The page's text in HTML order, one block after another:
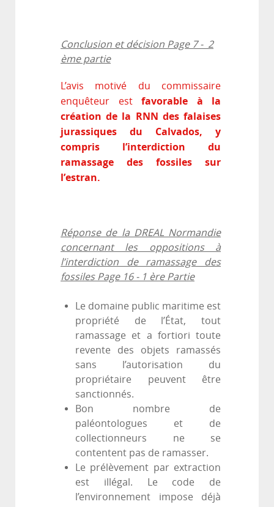
Conclusion et décision Page 7 - 2
ème partie
L’avis motivé du commissaire
enquêteur est favorable à la
création de la RNN des falaises
jurassiques du Calvados, y
compris l’interdiction du
ramassage des fossiles sur
l’estran.
Réponse de la DREAL Normandie
concernant les oppositions à
l’interdiction de ramassage des
fossiles Page 16 - 1 ère Partie
Le domaine public maritime est
propriété de l’État, tout
ramassage et a fortiori toute
revente des objets ramassés
sans l’autorisation du
propriétaire peuvent être
sanctionnés.
Bon nombre de
paléontologues et de
collectionneurs ne se
contentent pas de ramasser.
Le prélèvement par extraction
est illégal. Le code de
l’environnement impose déjà